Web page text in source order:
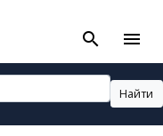
search menu
Найти